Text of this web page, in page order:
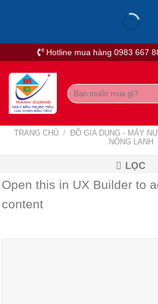
Hotline mua hàng 0983 667
Tìm
kiếm:
TRANG CHỦ / ĐỒ GIA DỤNG - MÁY
NÓNG LẠNH
LỌC
Open this in UX Builder to
content